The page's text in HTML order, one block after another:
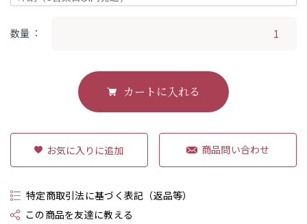
数量
カートに入れる
商品問い合わせ
特定商取引法に基づく表記（返品等）
この商品を友達に教える